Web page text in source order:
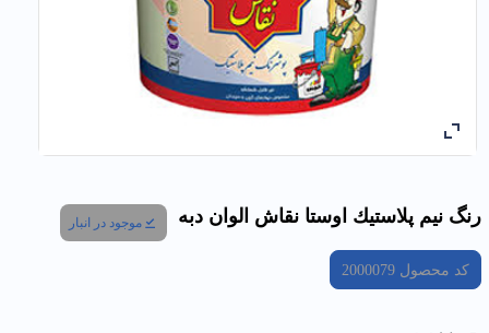
رنگ نیم پلاستيك اوستا نقاش الوان دبه موجود در انبار
کد محصول2000079